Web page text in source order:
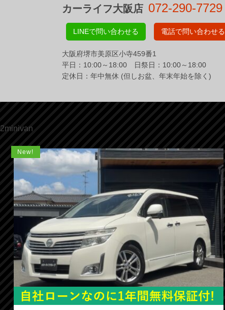
カーライフ大阪店 072-290-7729
LINEで問い合わせる 電話で問い合わせる
大阪府堺市美原区小寺459番1
平日：10:00～18:00 日祭日：10:00～18:00
定休日：年中無休 (但しお盆、年末年始を除く)
2minivan
New!